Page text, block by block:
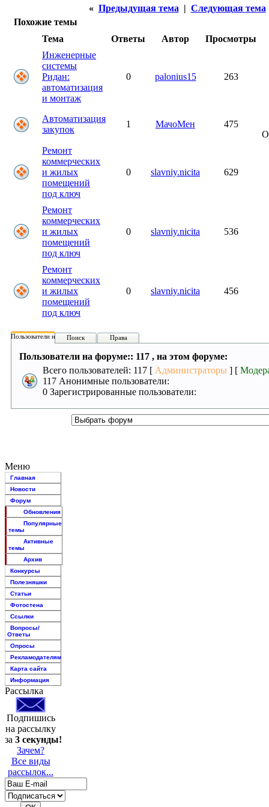
« Предыдущая тема | Следующая тема
Похожие темы
Тема
Ответы Автор
Просмотры
Инженерные
системы
Ридан:
автоматизация
и монтаж
0 palonius15 263
Автоматизация
закупок
1 МачоМен
475
Ремонт
коммерческих
и жилых
помещений
под ключ
0 slavniy.nicita 629
Ремонт
коммерческих
и жилых
помещений
под ключ
0 slavniy.nicita 536
Ремонт
коммерческих
и жилых
помещений
под ключ
0 slavniy.nicita 456
Пользователи на форуме:
Поиск Права
Пользователи на форуме:: 117 , на этом форуме:
Всего пользователей: 117 [ Администраторы ] [
117 Анонимные пользователи:
0 Зарегистрированные пользователи:
Меню
Главная
Новости
Форум
Обновления
Популярные
темы
Активные
темы
Архив
Конкурсы
Полезняшки
Статьи
Фотостена
Ссылки
Вопросы/
Ответы
Опросы
Рекламодателям
Карта сайта
Информация
Рассылка
Подпишись
на рассылку
за 3 секунды!
Зачем?
Все виды
рассылок...